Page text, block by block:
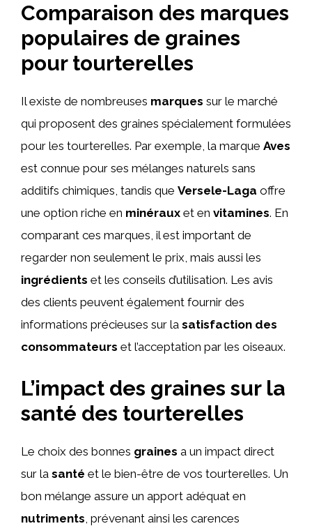
Comparaison des marques
populaires de graines
pour tourterelles
Il existe de nombreuses marques sur le marché
qui proposent des graines spécialement formulées
pour les tourterelles. Par exemple, la marque Aves
est connue pour ses mélanges naturels sans
additifs chimiques, tandis que Versele-Laga offre
une option riche en minéraux et en vitamines. En
comparant ces marques, il est important de
regarder non seulement le prix, mais aussi les
ingrédients et les conseils d’utilisation. Les avis
des clients peuvent également fournir des
informations précieuses sur la satisfaction des
consommateurs et l’acceptation par les oiseaux.
L’impact des graines sur la
santé des tourterelles
Le choix des bonnes graines a un impact direct
sur la santé et le bien-être de vos tourterelles. Un
bon mélange assure un apport adéquat en
nutriments , prévenant ainsi les carences